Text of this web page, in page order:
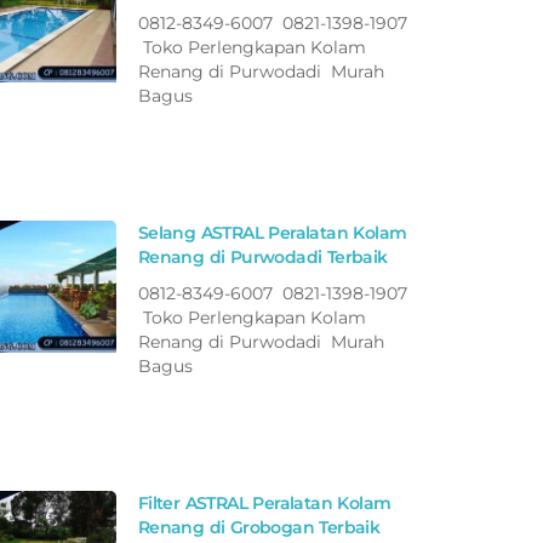
0812-8349-6007 0821-1398-1907
Toko Perlengkapan Kolam
Renang di Purwodadi Murah
Bagus
Selang ASTRAL Peralatan Kolam
Renang di Purwodadi Terbaik
0812-8349-6007 0821-1398-1907
Toko Perlengkapan Kolam
Renang di Purwodadi Murah
Bagus
Filter ASTRAL Peralatan Kolam
Renang di Grobogan Terbaik